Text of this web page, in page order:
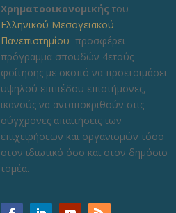
Χρηματοοικονομικήςτου
Ελληνικού Μεσογειακού
Πανεπιστημίου προσφέρει
πρόγραμμα σπουδών 4ετούς
φοίτησης με σκοπό να προετοιμάσει
υψηλού επιπέδου επιστήμονες,
ικανούς να ανταποκριθούν στις
σύγχρονες απαιτήσεις των
επιχειρήσεων και οργανισμών τόσο
στον ιδιωτικό όσο και στον δημόσιο
τομέα.